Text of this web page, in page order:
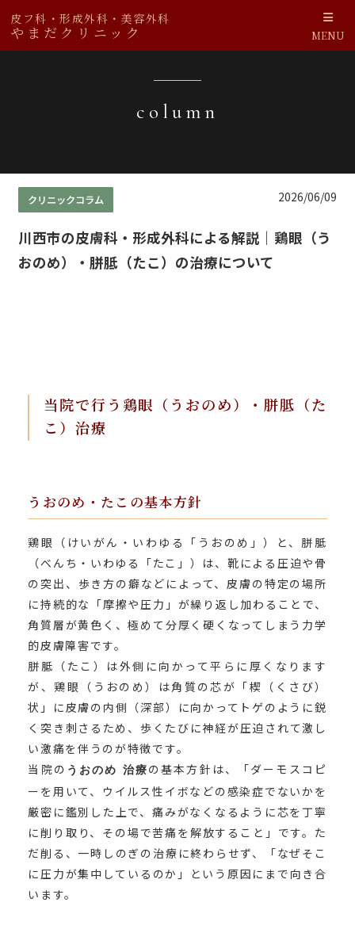
皮フ科・形成外科・美容外科
やまだクリニック MENU
column
川西市の皮膚科・形成外科による解説｜鶏眼（う
おのめ）・胼胝（たこ）の治療について
クリニックコラム 2026/06/09
当院で行う鶏眼（うおのめ）・胼胝（た
こ）治療
うおのめ・たこの基本方針
鶏眼（けいがん・いわゆる「うおのめ」）と、胼胝
（べんち・いわゆる「たこ」）は、靴による圧迫や骨
の突出、歩き方の癖などによって、皮膚の特定の場所
に持続的な「摩擦や圧力」が繰り返し加わることで、
角質層が黄色く、極めて分厚く硬くなってしまう力学
的皮膚障害です。
胼胝（たこ）は外側に向かって平らに厚くなります
が、鶏眼（うおのめ）は角質の芯が「楔（くさび）
状」に皮膚の内側（深部）に向かってトゲのように鋭
く突き刺さるため、歩くたびに神経が圧迫されて激し
い激痛を伴うのが特徴です。
当院の うおのめ 治療 の基本方針は、「ダーモスコピ
ーを用いて、ウイルス性イボなどの感染症でないかを
厳密に鑑別した上で、痛みがなくなるように芯を丁寧
に削り取り、その場で苦痛を解放すること」です。た
だ削る、一時しのぎの治療に終わらせず、「なぜそこ
に圧力が集中しているのか」という原因にまで向き合
います。